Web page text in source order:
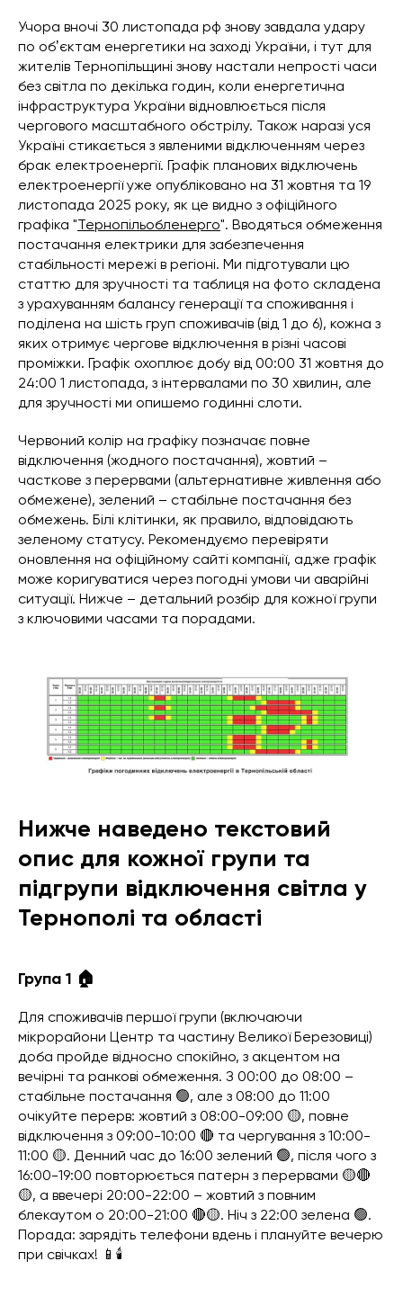
Учора вночі 30 листопада рф знову завдала удару
по обʼєктам енергетики на заході України, і тут для
жителів Тернопільщині знову настали непрості часи
без світла по декілька годин, коли енергетична
інфраструктура України відновлюється після
чергового масштабного обстрілу. Також наразі уся
Україні стикається з явленими відключенням через
брак електроенергії. Графік планових відключень
електроенергії уже опубліковано на 31 жовтня та 19
листопада 2025 року, як це видно з офіційного
графіка "Тернопільобленерго". Вводяться обмеження
постачання електрики для забезпечення
стабільності мережі в регіоні. Ми підготували цю
статтю для зручності та таблиця на фото складена
з урахуванням балансу генерації та споживання і
поділена на шість груп споживачів (від 1 до 6), кожна з
яких отримує чергове відключення в різні часові
проміжки. Графік охоплює добу від 00:00 31 жовтня до
24:00 1 листопада, з інтервалами по 30 хвилин, але
для зручності ми опишемо годинні слоти.
Червоний колір на графіку позначає повне
відключення (жодного постачання), жовтий –
часткове з перервами (альтернативне живлення або
обмежене), зелений – стабільне постачання без
обмежень. Білі клітинки, як правило, відповідають
зеленому статусу. Рекомендуємо перевіряти
оновлення на офіційному сайті компанії, адже графік
може коригуватися через погодні умови чи аварійні
ситуації. Нижче – детальний розбір для кожної групи
з ключовими часами та порадами.
Нижче наведено текстовий
опис для кожної групи та
підгрупи відключення світла у
Тернополі та області
Група 1 🏠
Для споживачів першої групи (включаючи
мікрорайони Центр та частину Великої Березовиці)
доба пройде відносно спокійно, з акцентом на
вечірні та ранкові обмеження. З 00:00 до 08:00 –
стабільне постачання 🟢, але з 08:00 до 11:00
очікуйте перерв: жовтий з 08:00-09:00 🟡, повне
відключення з 09:00-10:00 🔴 та чергування з 10:00-
11:00 🟡. Денний час до 16:00 зелений 🟢, після чого з
16:00-19:00 повторюється патерн з перервами 🟡🔴
🟡, а ввечері 20:00-22:00 – жовтий з повним
блекаутом о 20:00-21:00 🔴🟡. Ніч з 22:00 зелена 🟢.
Порада: зарядіть телефони вдень і плануйте вечерю
при свічках! 📱🕯️